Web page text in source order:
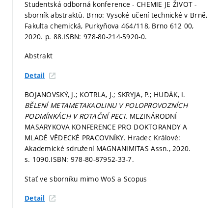
Studentská odborná konference - CHEMIE JE ŽIVOT -
sborník abstraktů. Brno: Vysoké učení technické v Brně,
Fakulta chemická, Purkyňova 464/118, Brno 612 00,
2020. p. 88.ISBN: 978-80-214-5920-0.
Abstrakt
Detail
BOJANOVSKÝ, J.; KOTRLA, J.; SKRYJA, P.; HUDÁK, I.
BĚLENÍ METAMETAKAOLINU V POLOPROVOZNÍCH
PODMÍNKÁCH V ROTAČNÍ PECI. MEZINÁRODNÍ
MASARYKOVA KONFERENCE PRO DOKTORANDY A
MLADÉ VĚDECKÉ PRACOVNÍKY. Hradec Králové:
Akademické sdružení MAGNANIMITAS Assn., 2020.
s. 1090.ISBN: 978-80-87952-33-7.
Stať ve sborníku mimo WoS a Scopus
Detail